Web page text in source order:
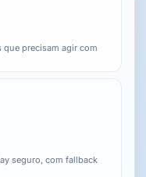
precisam agir com
seguro, com fallback